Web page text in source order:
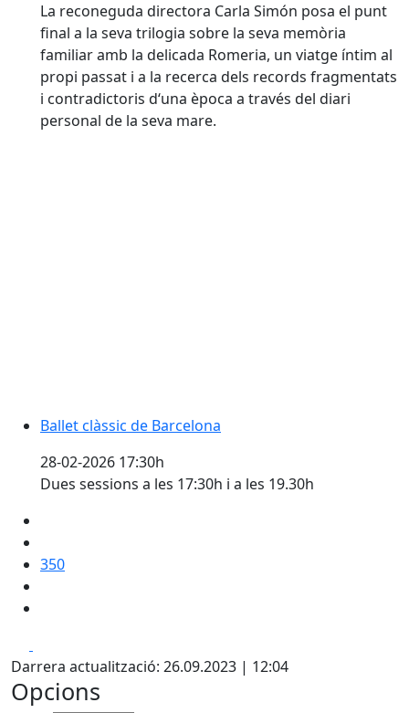
La reconeguda directora Carla Simón posa el punt
final a la seva trilogia sobre la seva memòria
familiar amb la delicada Romeria, un viatge íntim al
propi passat i a la recerca dels records fragmentats
i contradictoris d‘una època a través del diari
personal de la seva mare.
Ballet clàssic de Barcelona
28-02-2026 17:30h
Dues sessions a les 17:30h i a les 19.30h
350
Darrera actualització: 26.09.2023 | 12:04
Opcions